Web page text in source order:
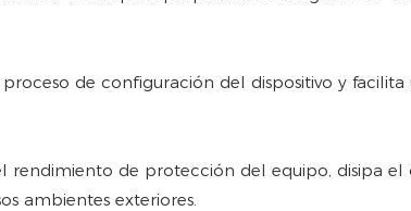
de configuración del dispositivo y facilita
de protección del equipo, disipa el
ambientes exteriores.